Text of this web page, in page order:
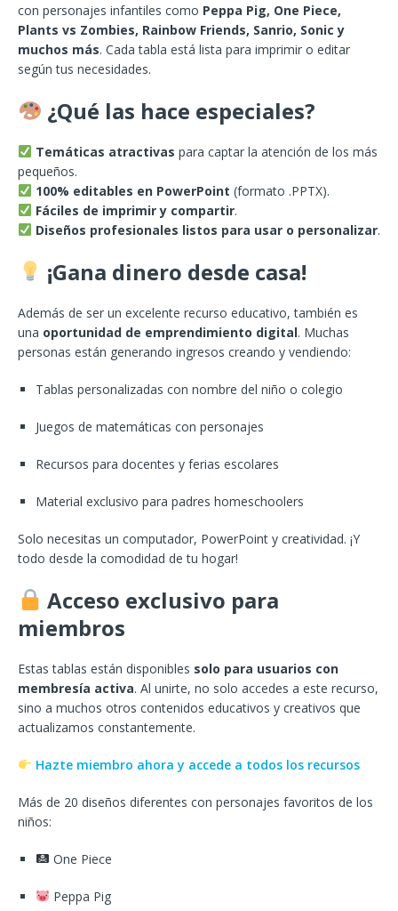
con personajes infantiles como Peppa Pig, One Piece,
Plants vs Zombies, Rainbow Friends, Sanrio, Sonic y
muchos más. Cada tabla está lista para imprimir o editar
según tus necesidades.
¿Qué las hace especiales?
Temáticas atractivas para captar la atención de los más
pequeños.
100% editables en PowerPoint (formato .PPTX).
Fáciles de imprimir y compartir.
Diseños profesionales listos para usar o personalizar.
¡Gana dinero desde casa!
Además de ser un excelente recurso educativo, también es
una oportunidad de emprendimiento digital. Muchas
personas están generando ingresos creando y vendiendo:
Tablas personalizadas con nombre del niño o colegio
Juegos de matemáticas con personajes
Recursos para docentes y ferias escolares
Material exclusivo para padres homeschoolers
Solo necesitas un computador, PowerPoint y creatividad. ¡Y
todo desde la comodidad de tu hogar!
Acceso exclusivo para
miembros
Estas tablas están disponibles solo para usuarios con
membresía activa. Al unirte, no solo accedes a este recurso,
sino a muchos otros contenidos educativos y creativos que
actualizamos constantemente.
Hazte miembro ahora y accede a todos los recursos
Más de 20 diseños diferentes con personajes favoritos de los
niños:
One Piece
Peppa Pig